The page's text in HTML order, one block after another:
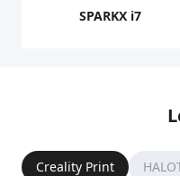
SPARKX i7
Creality Print